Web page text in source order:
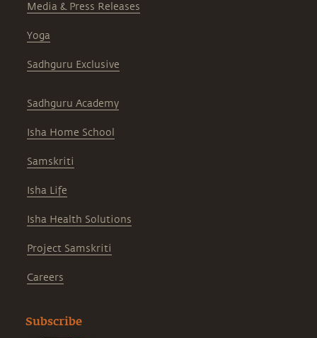
Media & Press Releases
Yoga
Sadhguru Exclusive
Sadhguru Academy
Isha Home School
Samskriti
Isha Life
Isha Health Solutions
Project Samskriti
Careers
Subscribe